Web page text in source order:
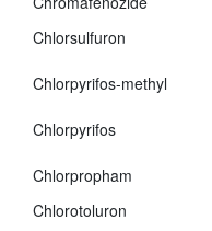
Chlorsulfuron
Chlorpyrifos-methyl
Chlorpyrifos
Chlorpropham
Chlorotoluron